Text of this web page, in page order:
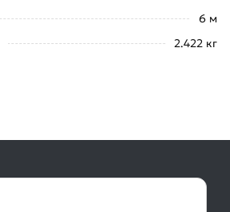
6 м
2.422 кг